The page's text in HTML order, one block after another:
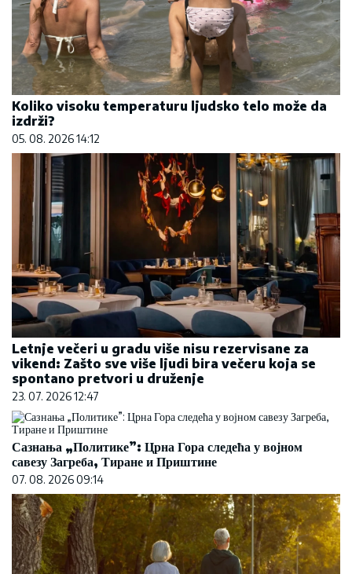
Koliko visoku temperaturu ljudsko telo može da
izdrži?
05. 08. 2026 14:12
Letnje večeri u gradu više nisu rezervisane za
vikend: Zašto sve više ljudi bira večeru koja se
spontano pretvori u druženje
23. 07. 2026 12:47
Сазнања „Политике”: Црна Гора следећа у војном
савезу Загреба, Тиране и Приштине
07. 08. 2026 09:14